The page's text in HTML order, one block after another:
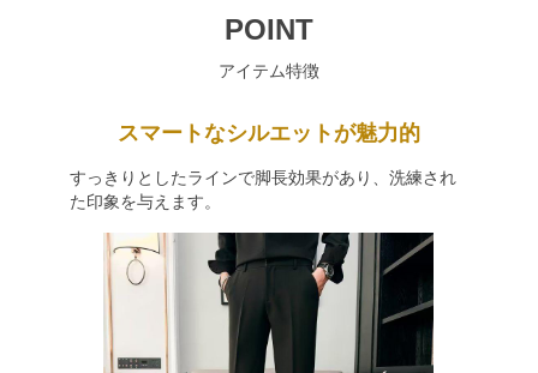
POINT
アイテム特徴
スマートなシルエットが魅力的
すっきりとしたラインで脚長効果があり、洗練され
た印象を与えます。